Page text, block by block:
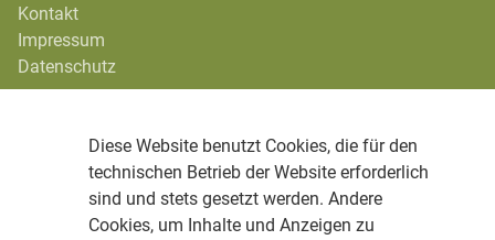
Diese Website benutzt Cookies, die für den
technischen Betrieb der Website erforderlich
sind und stets gesetzt werden. Andere
Cookies, um Inhalte und Anzeigen zu
Kontakt
Impressum
Datenschutz